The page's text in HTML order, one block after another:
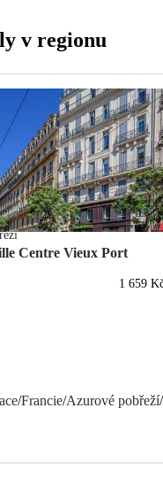
v regionu
Centre Vieux Port
1 659
/Francie/Azurové pobřeží/